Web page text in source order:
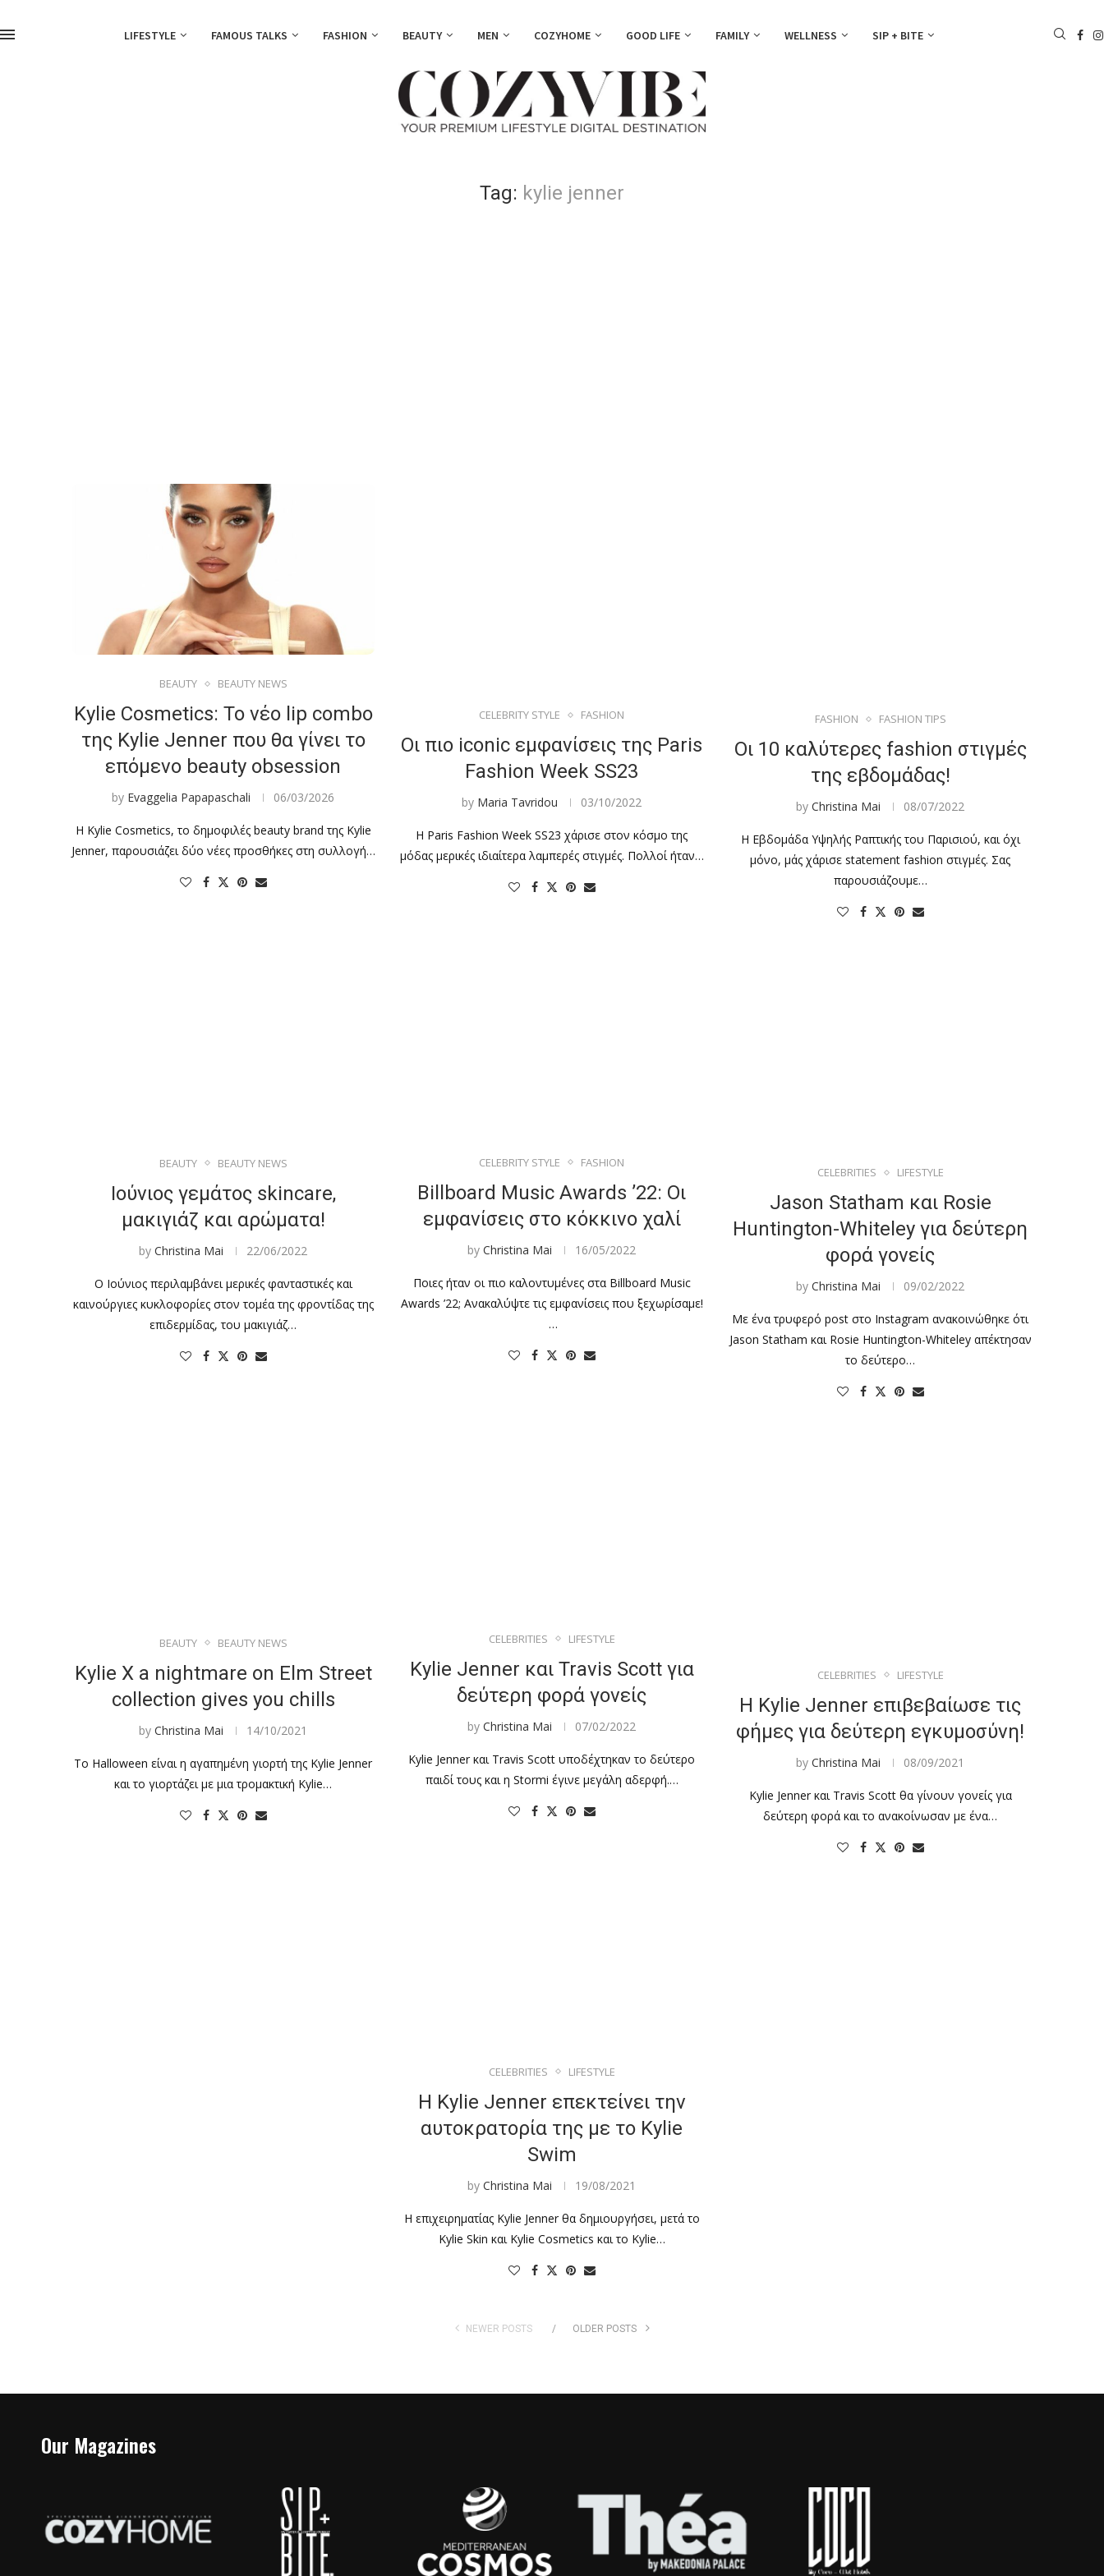
LIFESTYLE FAMOUS TALKS FASHION BEAUTY MEN COZYHOME GOOD LIFE FAMILY WELLNESS SIP + BITE
Tag: kylie jenner
BEAUTY BEAUTY NEWS
Kylie Cosmetics: Το νέο lip combo
της Kylie Jenner που θα γίνει το
επόμενο beauty obsession
by Evaggelia Papapaschali 06/03/2026
Η Kylie Cosmetics, το δημοφιλές beauty brand της Kylie
Jenner, παρουσιάζει δύο νέες προσθήκες στη συλλογή…
CELEBRITY STYLE FASHION
Οι πιο iconic εμφανίσεις της Paris
Fashion Week SS23
by Maria Tavridou 03/10/2022
Η Paris Fashion Week SS23 χάρισε στον κόσμο της
μόδας μερικές ιδιαίτερα λαμπερές στιγμές. Πολλοί ήταν…
FASHION FASHION TIPS
Οι 10 καλύτερες fashion στιγμές
της εβδομάδας!
byChristina Mai 08/07/2022
Η Εβδομάδα Υψηλής Ραπτικής του Παρισιού, και όχι
μόνο, μάς χάρισε statement fashion στιγμές. Σας
παρουσιάζουμε…
BEAUTY BEAUTY NEWS
Ιούνιος γεμάτος skincare,
μακιγιάζ και αρώματα!
byChristina Mai 22/06/2022
Ο Ιούνιος περιλαμβάνει μερικές φανταστικές και
καινούργιες κυκλοφορίες στον τομέα της φροντίδας της
επιδερμίδας, του μακιγιάζ…
CELEBRITY STYLE FASHION
Billboard Music Awards ’22: Οι
εμφανίσεις στο κόκκινο χαλί
byChristina Mai 16/05/2022
Ποιες ήταν οι πιο καλοντυμένες στα Billboard Music
Awards ’22; Ανακαλύψτε τις εμφανίσεις που ξεχωρίσαμε!
…
CELEBRITIES LIFESTYLE
Jason Statham και Rosie
Huntington-Whiteley για δεύτερη
φορά γονείς
byChristina Mai 09/02/2022
Με ένα τρυφερό post στο Instagram ανακοινώθηκε ότι
Jason Statham και Rosie Huntington-Whiteley απέκτησαν
το δεύτερο…
CELEBRITIES LIFESTYLE
Kylie Jenner και Travis Scott για
δεύτερη φορά γονείς
byChristina Mai 07/02/2022
Kylie Jenner και Travis Scott υποδέχτηκαν το δεύτερο
παιδί τους και η Stormi έγινε μεγάλη αδερφή.…
BEAUTY BEAUTY NEWS
Kylie X a nightmare on Elm Street
collection gives you chills
byChristina Mai 14/10/2021
Το Halloween είναι η αγαπημένη γιορτή της Kylie Jenner
και το γιορτάζει με μια τρομακτική Kylie…
CELEBRITIES LIFESTYLE
Η Kylie Jenner επιβεβαίωσε τις
φήμες για δεύτερη εγκυμοσύνη!
byChristina Mai 08/09/2021
Kylie Jenner και Travis Scott θα γίνουν γονείς για
δεύτερη φορά και το ανακοίνωσαν με ένα…
CELEBRITIES LIFESTYLE
Η Kylie Jenner επεκτείνει την
αυτοκρατορία της με το Kylie
Swim
byChristina Mai 19/08/2021
Η επιχειρηματίας Kylie Jenner θα δημιουργήσει, μετά το
Kylie Skin και Kylie Cosmetics και το Kylie…
NEWER POSTS OLDER POSTS
Our Magazines